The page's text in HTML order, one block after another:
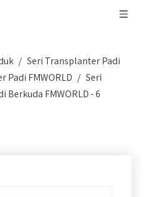
/ Seri Transplanter Padi
Padi FMWORLD / Seri
Berkuda FMWORLD - 6